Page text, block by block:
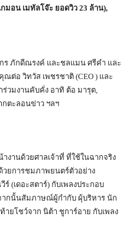
กมอน เมทัลโจ๊ะ ยอดวิว 23 ล้าน),
ภักดีณรงค์ และชลแมน ศรีคำ และ
ต่อ วิทวัส เพชรชาติ (CEO ) และ
ร่วมงานคับคั่ง อาทิ ต้อ มารุต,
กตะลอนข่าว ฯลฯ
งานด้วยศาลเจ้าที่ ที่ใช้ในฉากจริง
วยการชมภาพยนตร์ตัวอย่าง
(เดอะสตาร์) กับเพลงประกอบ
ากนั้นสัมภาษณ์ผู้กำกับ ผุ้บริหาร นัก
ยโชว์จาก นิต้า ชูการ์อาย กับเพลง